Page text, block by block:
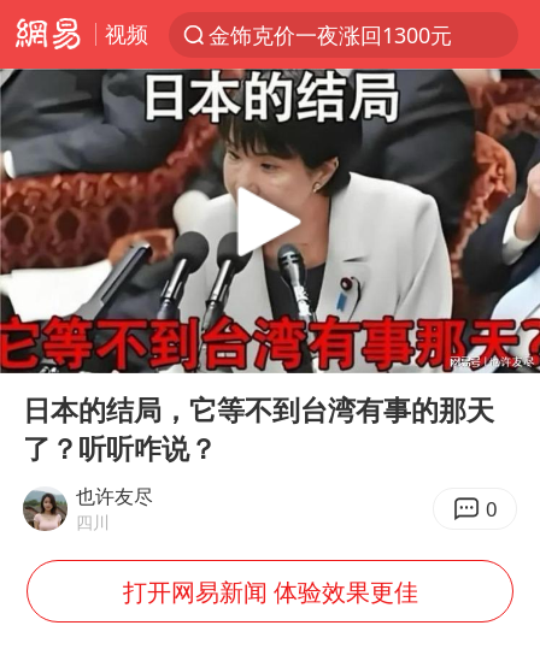
视频
金饰克价一夜涨回1300元
解锁各地夏日限定体验
峰哥 汪海林
西湖突现狂风暴雨 游客瞬间被浇透
富婆带资进组给自己硬加60多场吻戏
河南重大刑事案嫌疑人落网
黄金创今年来最大单周涨幅
视频丨中国东方电气集团原党组副书记、董事宋致远被查
梁家辉：到内地拍戏不是北上是回归
白海豚将正面袭击贯穿浙江
酒店回应车内过夜被收150元
牛津大学一纸声明甩不了锅
网传《披荆斩棘2026》名单
Play
00:00 09:38
日本的结局，它等不到台湾有事的那天
了？听听咋说？
也许友尽
四川 0
打开网易新闻 体验效果更佳